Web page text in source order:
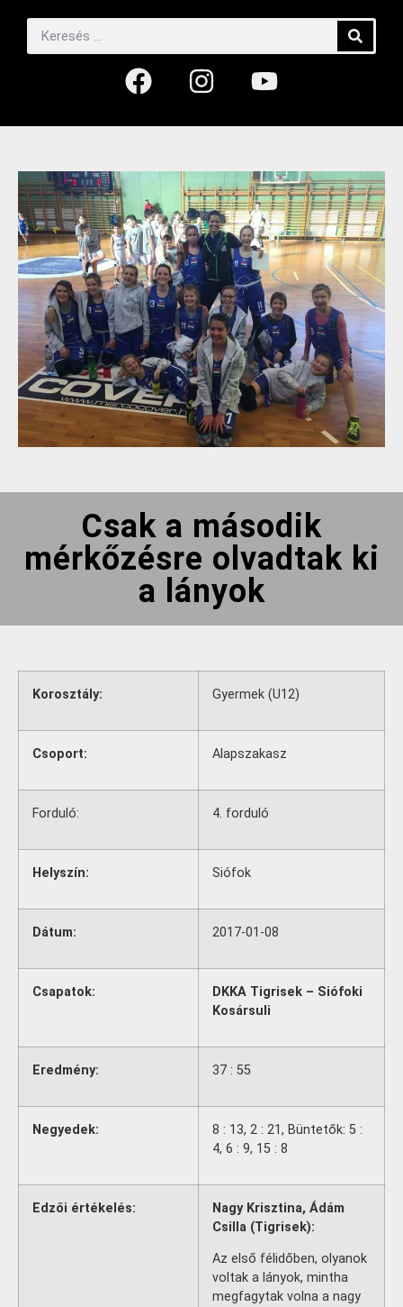
Csak a második
mérkőzésre olvadtak ki
a lányok
Korosztály: Gyermek (U12)
Csoport: Alapszakasz
Forduló: 4. forduló
Helyszín: Siófok
Dátum: 2017-01-08
Csapatok:
DKKA Tigrisek – Siófoki
Kosársuli
Eredmény: 37 : 55
Negyedek:
8 : 13, 2 : 21, Büntetők: 5 :
4, 6 : 9, 15 : 8
Edzői értékelés:
Nagy Krisztina, Ádám
Csilla (Tigrisek):
Az első félidőben, olyanok
voltak a lányok, mintha
megfagytak volna a nagy